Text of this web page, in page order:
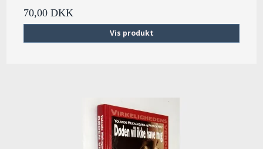
70,00 DKK
Vis produkt